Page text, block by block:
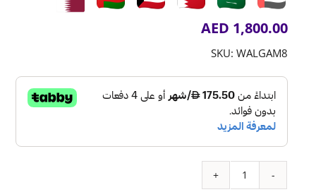
AED 1,800.00
SKU: WALGAM8
كمية